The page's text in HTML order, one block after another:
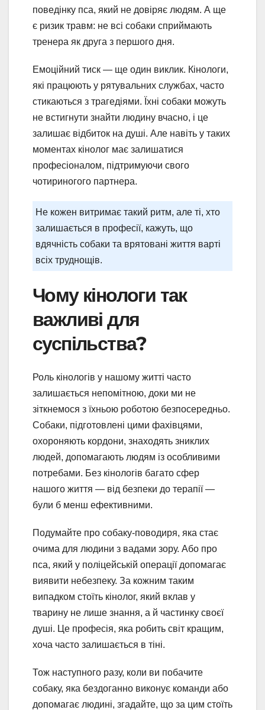
поведінку пса, який не довіряє людям. А ще
є ризик травм: не всі собаки сприймають
тренера як друга з першого дня.
Емоційний тиск — ще один виклик. Кінологи,
які працюють у рятувальних службах, часто
стикаються з трагедіями. Їхні собаки можуть
не встигнути знайти людину вчасно, і це
залишає відбиток на душі. Але навіть у таких
моментах кінолог має залишатися
професіоналом, підтримуючи свого
чотириногого партнера.
Не кожен витримає такий ритм, але ті, хто
залишається в професії, кажуть, що
вдячність собаки та врятовані життя варті
всіх труднощів.
Чому кінологи так
важливі для
суспільства?
Роль кінологів у нашому житті часто
залишається непомітною, доки ми не
зіткнемося з їхньою роботою безпосередньо.
Собаки, підготовлені цими фахівцями,
охороняють кордони, знаходять зниклих
людей, допомагають людям із особливими
потребами. Без кінологів багато сфер
нашого життя — від безпеки до терапії —
були б менш ефективними.
Подумайте про собаку-поводиря, яка стає
очима для людини з вадами зору. Або про
пса, який у поліцейській операції допомагає
виявити небезпеку. За кожним таким
випадком стоїть кінолог, який вклав у
тварину не лише знання, а й частинку своєї
душі. Це професія, яка робить світ кращим,
хоча часто залишається в тіні.
Тож наступного разу, коли ви побачите
собаку, яка бездоганно виконує команди або
допомагає людині, згадайте, що за цим стоїть